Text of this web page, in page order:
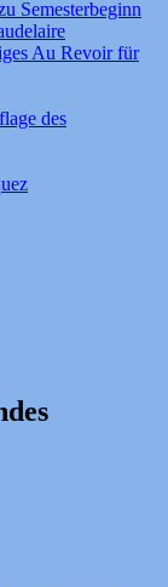
Semesterbeginn
Au Revoir für
des